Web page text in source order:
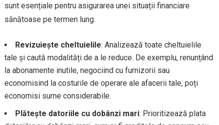
sunt esențiale pentru asigurarea unei situații financiare
sănătoase pe termen lung.
Revizuiește cheltuielile: Analizează toate cheltuielile
tale și caută modalități de a le reduce. De exemplu, renunțând
la abonamente inutile, negociind cu furnizorii sau
economisind la costurile de operare ale afacerii tale, poți
economisi sume considerabile.
Plătește datoriile cu dobânzi mari: Prioritizează plata